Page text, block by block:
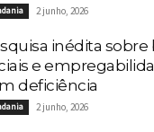
2 junho, 2026
inédita sobre
e
deficiência
2 junho, 2026